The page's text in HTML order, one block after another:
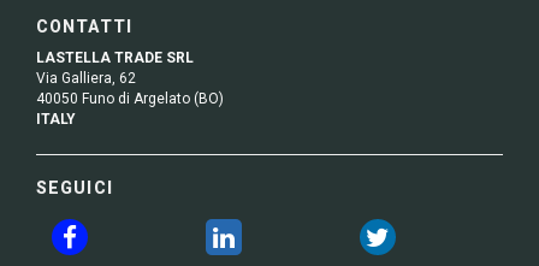
CONTATTI
LASTELLA TRADE SRL
Via Galliera, 62
40050 Funo di Argelato (BO)
ITALY
SEGUICI